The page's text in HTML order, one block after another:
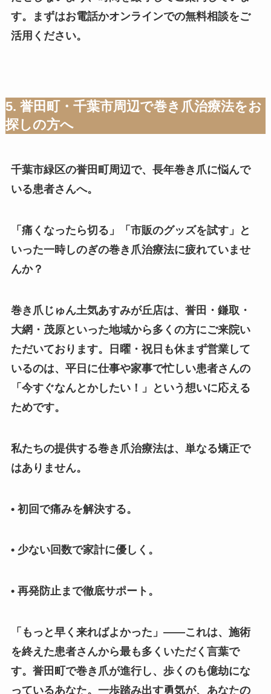
す。まずはお電話かオンラインでの無料相談をご
活用ください。
5. 誉田町・千葉市周辺で巻き爪治療法をお
探しの方へ
千葉市緑区の誉田町周辺で、長年巻き爪に悩んで
いる患者さんへ。
「痛くなったら切る」「市販のグッズを試す」と
いった一時しのぎの巻き爪治療法に疲れていませ
んか？
巻き爪じゅん土気あすみが丘店は、誉田・鎌取・
大網・茂原といった地域から多くの方にご来院い
ただいております。日曜・祝日も休まず営業して
いるのは、平日に仕事や家事で忙しい患者さんの
「今すぐなんとかしたい！」という想いに応える
ためです。
私たちの提供する巻き爪治療法は、単なる矯正で
はありません。
• 初回で痛みを解決する。
• 少ない回数で家計に優しく。
• 再発防止まで徹底サポート。
「もっと早く来ればよかった」——これは、施術
を終えた患者さんから最も多くいただく言葉で
す。誉田町で巻き爪が進行し、歩くのも億劫にな
っているあなた。一歩踏み出す勇気が、あなたの